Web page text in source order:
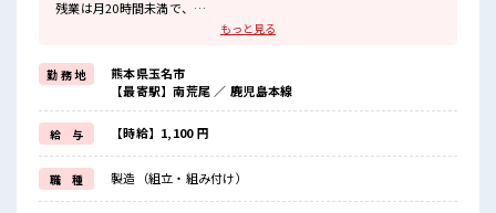
残業は月20時間未満で、
明るすぎたり奇抜でなければ基本的に自由！
(規定有)制服があると毎日の服選びに悩まずOK♪
≪未経験の方も大カンゲイ≫
新しいことにチャレンジするのは不安だけど、
しっかり働く環境が整っています！
イチからスキルUP・ステップUP目指していきましょう！
≪自分に向いている仕事が探せる≫
困った事などがあれば、
担当がしっかりサポートします！
もっと見る
勤 務 地
熊本県玉名市
【最寄駅】南荒尾 ／ 鹿児島本線
給 与 【時給】1,100 円
職 種 製造（組立・組み付け）